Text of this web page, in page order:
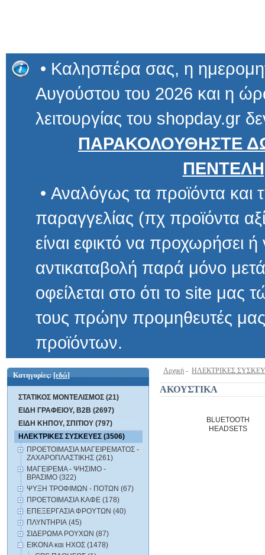
• Καλησπέρα σας, η
Αυγούστου του 2026 και η
λειτουργίας του shopday.gr
ΠΑΡΑΚΟΛΟΥΘΗΣΤΕ
• Αναλόγως τα προϊόντα και
παραγγελίας (πχ προϊόντα αξίας
είναι εφικτό να προχωρήσει ή να
αντικαταβολή παρά μόνο μετά
οφείλεται στο ότι το site μας τώρα
τους πρώην προμηθευτές μας
προϊόντων.
Κατηγορίες:[εδώ]
ΣΤΑΤΙΚΟΣ ΜΟΝΤΕΛΙΣΜΟΣ (21)
ΕΙΔΗ ΓΡΑΦΕΙΟΥ, B2B (2697)
ΕΙΔΗ ΚΗΠΟΥ, ΣΠΙΤΙΟΥ (797)
ΗΛΕΚΤΡΙΚΕΣ ΣΥΣΚΕΥΕΣ (3506)
ΠΡΟΕΤΟΙΜΑΣΙΑ ΜΑΓΕΙΡΕΜΑΤΟΣ -
ΖΑΧΑΡΟΠΛΑΣΤΙΚΗΣ (261)
ΜΑΓΕΙΡΕΜΑ - ΨΗΣΙΜΟ -
ΒΡΑΣΙΜΟ (322)
ΨΥΞΗ ΤΡΟΦΙΜΩΝ - ΠΟΤΩΝ (67)
ΠΡΟΕΤΟΙΜΑΣΙΑ ΚΑΦΕ (178)
ΕΠΕΞΕΡΓΑΣΙΑ ΦΡΟΥΤΩΝ (40)
ΠΛΥΝΤΗΡΙΑ (45)
ΣΙΔΕΡΩΜΑ ΡΟΥΧΩΝ (87)
ΕΙΚΟΝΑ και ΗΧΟΣ (1478)
Αρχική - ΗΛΕΚΤΡΙΚΕΣ
ΑΚΟΥΣΤΙΚΑ
BLUETOOTH
HEADSETS